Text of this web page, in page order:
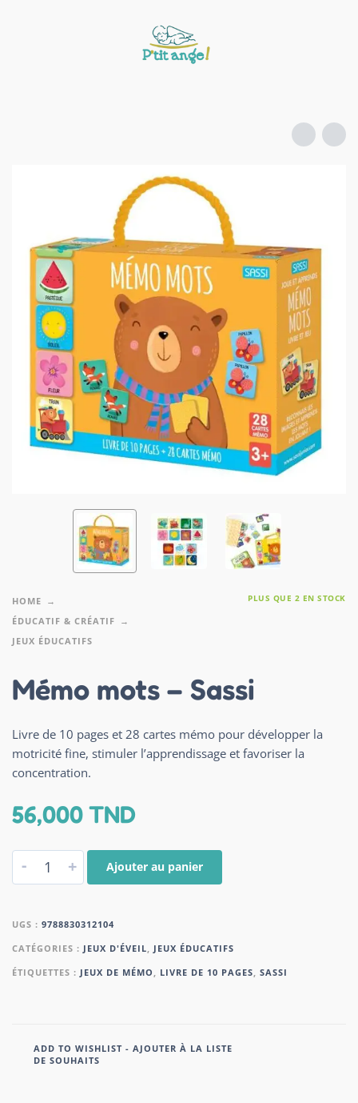
HOME
ÉDUCATIF & CRÉATIF
JEUX ÉDUCATIFS
PLUS QUE 2 EN STOCK
Mémo mots – Sassi
Livre de 10 pages et 28 cartes mémo pour développer la
motricité fine, stimuler l’apprendissage et favoriser la
concentration.
56,000TND
- + Ajouter au panier
UGS : 9788830312104
CATÉGORIES : JEUX D'ÉVEIL
JEUX ÉDUCATIFS
ÉTIQUETTES : JEUX DE MÉMO LIVRE DE 10 PAGES SASSI
ADD TO WISHLIST - AJOUTER À LA LISTE
DE SOUHAITS